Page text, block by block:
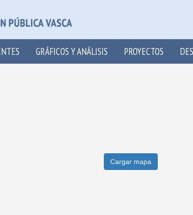
GRÁFICOS Y ANÁLISIS PROYECTOS
Cargar mapa